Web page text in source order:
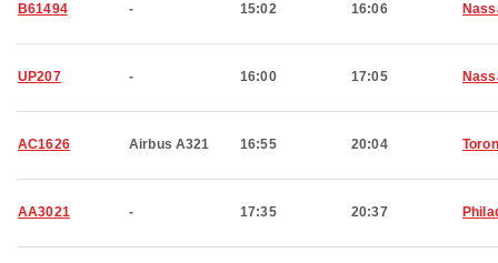
B61494 - 15:02 16:06
UP207 - 16:00 17:05
AC1626 Airbus A321 16:55 20:04
AA3021 - 17:35 20:37